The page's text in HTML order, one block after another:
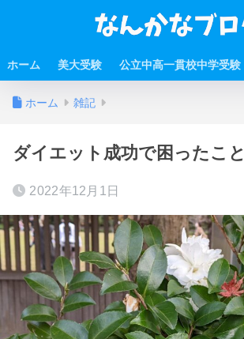
ホーム 美大受験 公立中高一貫校中学受験
ホーム 雑記
ダイエット成功で困ったこと
2022年12月1日